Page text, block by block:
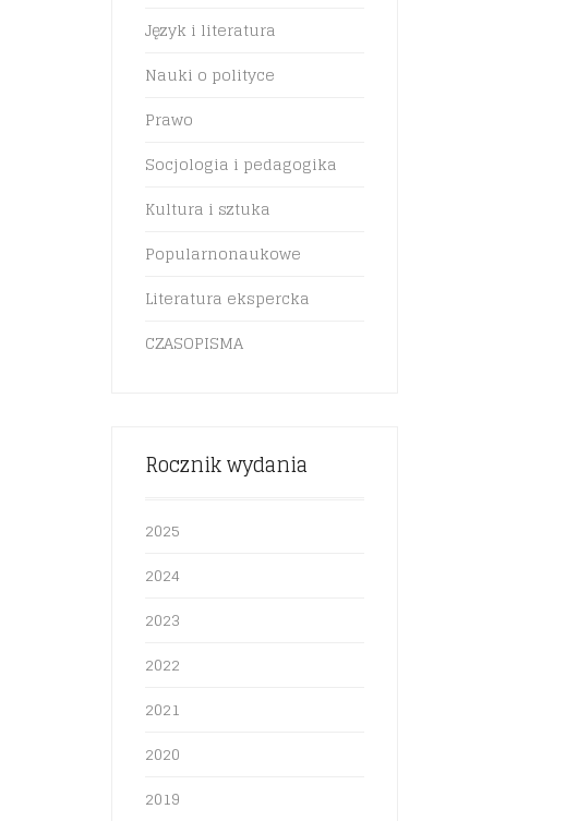
Język i literatura
Nauki o polityce
Prawo
Socjologia i pedagogika
Kultura i sztuka
Popularnonaukowe
Literatura ekspercka
CZASOPISMA
Rocznik wydania
2025
2024
2023
2022
2021
2020
2019